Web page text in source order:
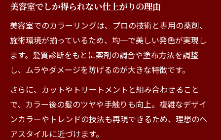
美容室でしか得られない仕上がりの理由
美容室でのカラーリングは、プロの技術と専用の薬剤、
施術環境が揃っているため、均一で美しい発色が実現し
ます。髪質診断をもとに薬剤の調合や塗布方法を調整
し、ムラやダメージを防げるのが大きな特徴です。
さらに、カットやトリートメントと組み合わせること
で、カラー後の髪のツヤや手触りも向上。複雑なデザイ
ンカラーやトレンドの技法も再現できるため、理想のヘ
アスタイルに近づけます。